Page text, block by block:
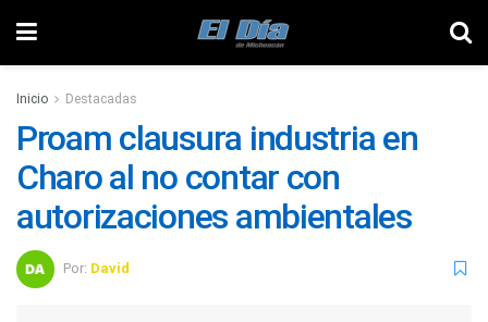
Inicio Destacadas
Proam clausura industria en
Charo al no contar con
autorizaciones ambientales
Por: David